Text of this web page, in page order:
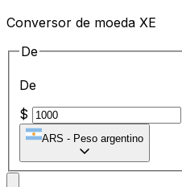
Conversor de moeda XE
De
De
$
ARS - Peso argentino